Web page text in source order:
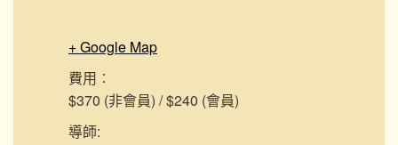
+ Google Map
費用︰
$370 (非會員) / $240 (會員)
導師: